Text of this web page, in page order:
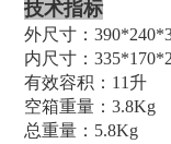
技术指标
外尺寸：
内尺寸：
有效容积：11升
空箱重量：3.8Kg
总重量：5.8Kg